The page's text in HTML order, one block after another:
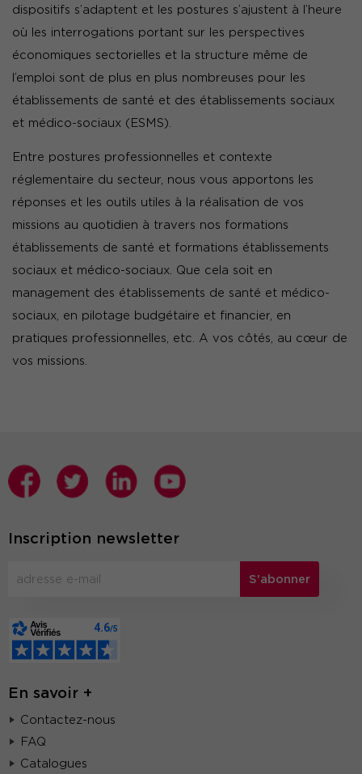
dispositifs s’adaptent et les postures s’ajustent à l’heure
où les interrogations portant sur les perspectives
économiques sectorielles et la structure même de
l’emploi sont de plus en plus nombreuses pour les
établissements de santé et des établissements sociaux
et médico-sociaux (ESMS).
Entre postures professionnelles et contexte
réglementaire du secteur, nous vous apportons les
réponses et les outils utiles à la réalisation de vos
missions au quotidien à travers nos formations
établissements de santé et formations établissements
sociaux et médico-sociaux. Que cela soit en
management des établissements de santé et médico-
sociaux, en pilotage budgétaire et financier, en
pratiques professionnelles, etc. A vos côtés, au cœur de
vos missions.
Inscription newsletter
S'abonner
En savoir +
Contactez-nous
FAQ
Catalogues